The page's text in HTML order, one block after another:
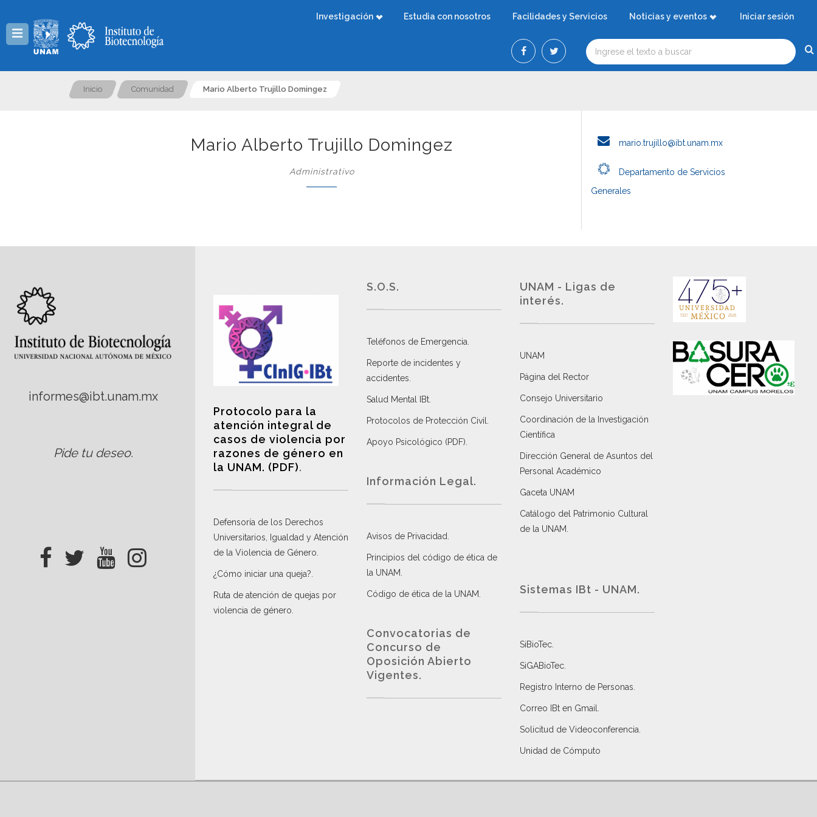
Investigación Estudia con nosotros Facilidades y Servicios Noticias y eventos Iniciar sesión
Inicio Comunidad Mario Alberto Trujillo Domingez
Mario Alberto Trujillo Domingez
Administrativo
mario.trujillo@ibt.unam.mx
Departamento de Servicios
Generales
informes@ibt.unam.mx
Pide tu deseo.
Protocolo para la
atención integral de
casos de violencia por
razones de género en
la UNAM. (PDF).
Defensoría de los Derechos
Universitarios, Igualdad y Atención
de la Violencia de Género
¿Cómo iniciar una queja?
Ruta de atención de quejas por
violencia de género
S.O.S.
Teléfonos de Emergencia.
Reporte de incidentes y
accidentes
Salud Mental IBt
Protocolos de Protección Civil
Apoyo Psicológico (PDF)
Información Legal.
Avisos de Privacidad
Principios del código de ética de
la UNAM
Código de ética de la UNAM
Convocatorias de
Concurso de
Oposición Abierto
Vigentes.
UNAM - Ligas de
interés.
UNAM
Página del Rector
Consejo Universitario
Coordinación de la Investigación
Científica
Dirección General de Asuntos del
Personal Académico
Gaceta UNAM
Catálogo del Patrimonio Cultural
de la UNAM.
Sistemas IBt - UNAM.
SiBioTec
SiGABioTec.
Registro Interno de Personas
Correo IBt en Gmail
Solicitud de Videoconferencia.
Unidad de Cómputo